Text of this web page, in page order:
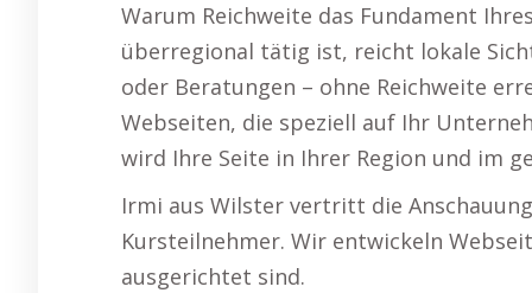
Warum Reichweite das Fundament
überregional tätig ist, reicht lokale
oder Beratungen – ohne Reichweite
Webseiten, die speziell auf Ihr
wird Ihre Seite in Ihrer Region und im
Irmi aus Wilster vertritt die
Kursteilnehmer. Wir entwickeln
ausgerichtet sind.